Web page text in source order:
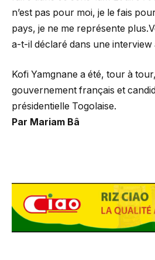
n’est pas pour moi, je le fais
pays, je ne me représente
a-t-il déclaré dans une interview
Kofi Yamgnane a été, tour à
gouvernement français et
présidentielle Togolaise.
Par Mariam Bâ